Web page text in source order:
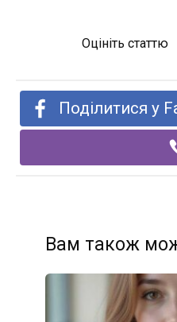
Оцініть статтю
Поділитися у
Вам також